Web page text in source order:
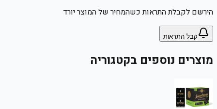
הירשם לקבלת התראות כשהמחיר של המוצר יורד
קבל התראות
מוצרים נוספים בקטגוריה